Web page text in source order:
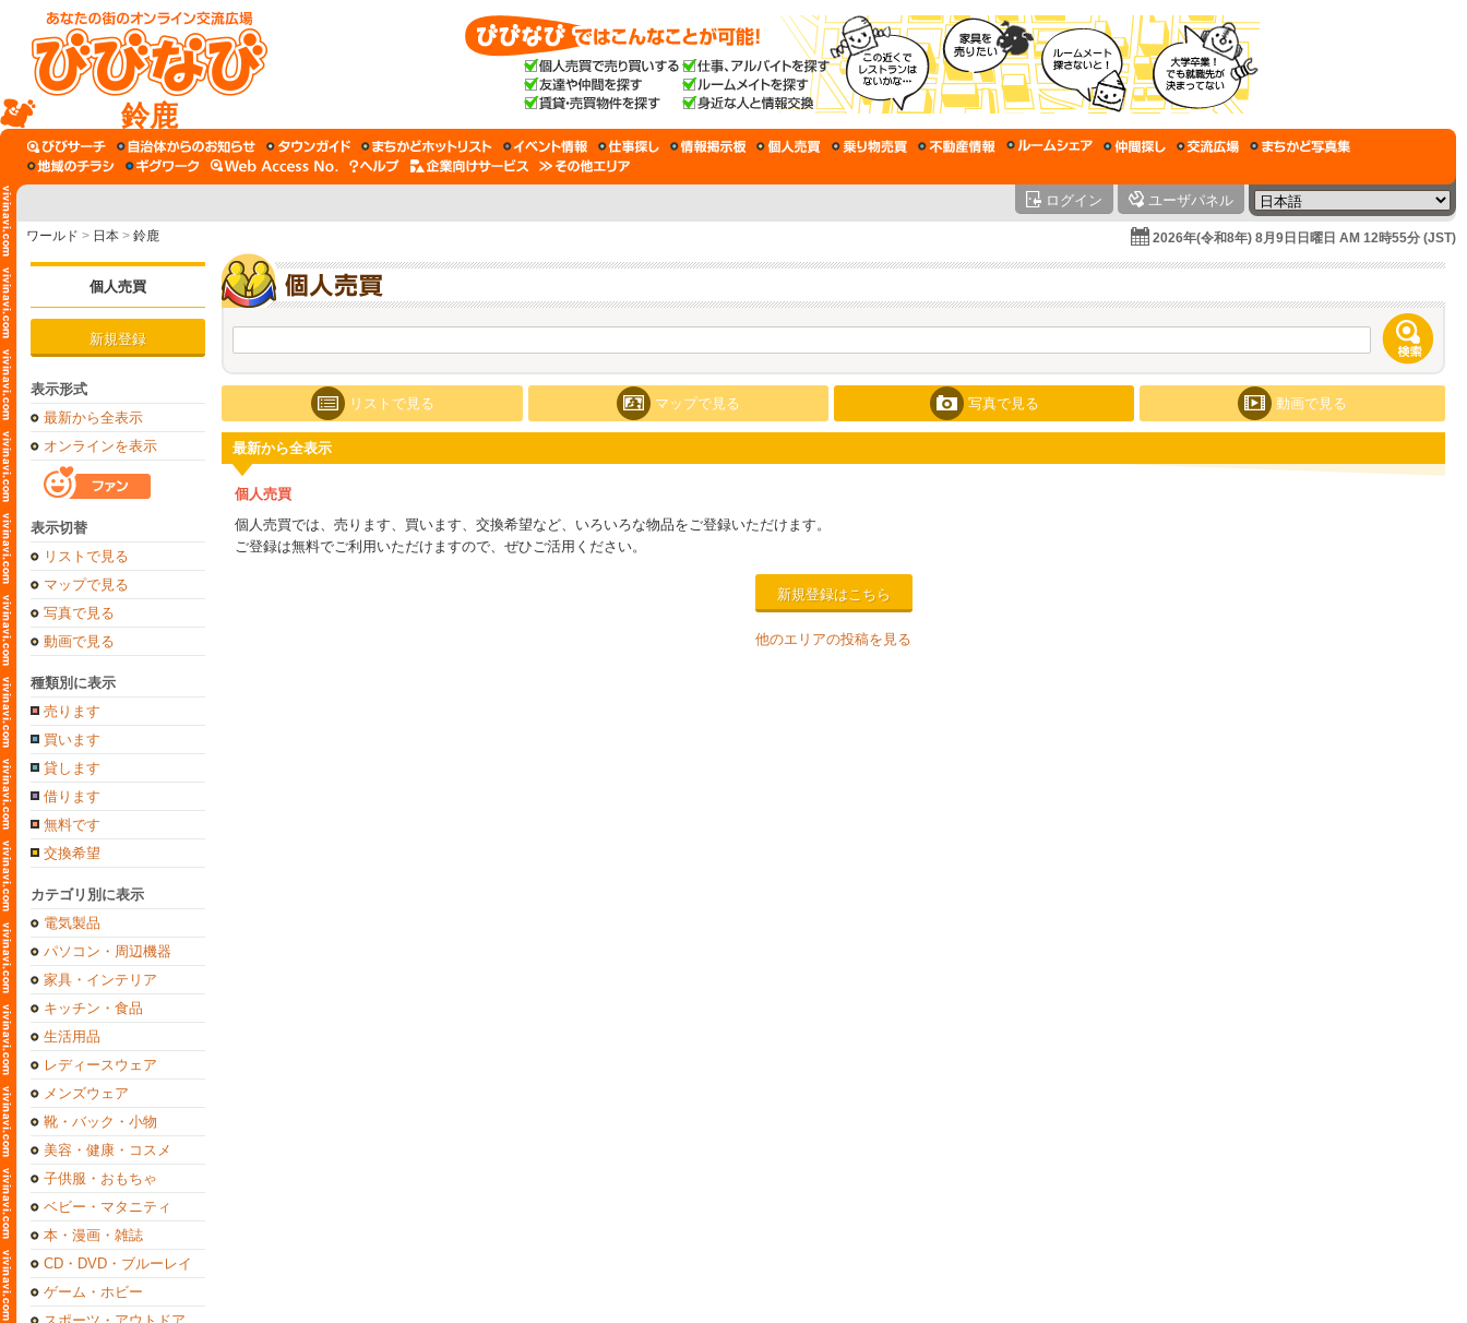
鈴鹿
ログイン ユーザパネル
ワールド > 日本 > 鈴鹿 2026年(令和8年) 8月9日日曜日 AM 12時55分 (JST)
個人売買
新規登録
表示形式
最新から全表示
オンラインを表示
表示切替
リストで見る
マップで見る
写真で見る
動画で見る
種類別に表示
売ります
買います
貸します
借ります
無料です
交換希望
カテゴリ別に表示
電気製品
パソコン・周辺機器
家具・インテリア
キッチン・食品
生活用品
レディースウェア
メンズウェア
靴・バック・小物
美容・健康・コスメ
子供服・おもちゃ
ベビー・マタニティ
本・漫画・雑誌
CD・DVD・ブルーレイ
ゲーム・ホビー
リストで見る マップで見る 写真で見る 動画で見る
最新から全表示
個人売買
個人売買では、売ります、買います、交換希望など、いろいろな物品をご登録いただけます。
ご登録は無料でご利用いただけますので、ぜひご活用ください。
新規登録はこちら
他のエリアの投稿を見る